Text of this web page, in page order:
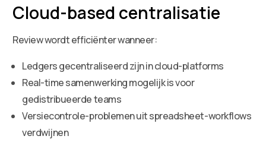
Cloud-based centralisatie
Review wordt efficiënter wanneer:
Ledgers gecentraliseerd zijn in cloud-platforms
Real-time samenwerking mogelijk is voor
gedistribueerde teams
Versiecontrole-problemen uit spreadsheet-workflows
verdwijnen